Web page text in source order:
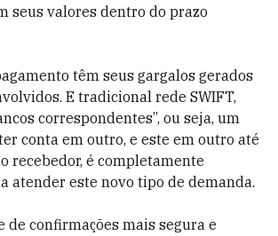
seus valores dentro do prazo
têm seus gargalos gerados
E tradicional rede SWIFT,
correspondentes”, ou seja, um
conta em outro, e este em outro até
recebedor, é completamente
atender este novo tipo de demanda.
de confirmações mais segura e